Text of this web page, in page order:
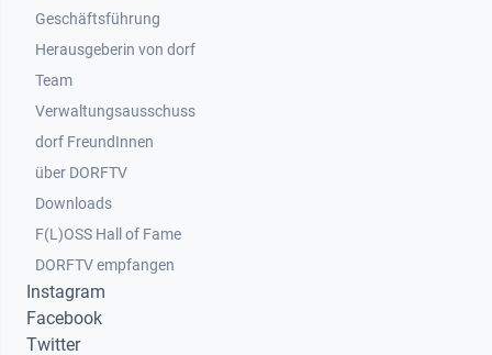
Geschäftsführung
Herausgeberin von dorf
Team
Verwaltungsausschuss
dorf FreundInnen
Footer 3
über DORFTV
Downloads
F(L)OSS Hall of Fame
Footer 4
DORFTV empfangen
Instagram
Facebook
Twitter